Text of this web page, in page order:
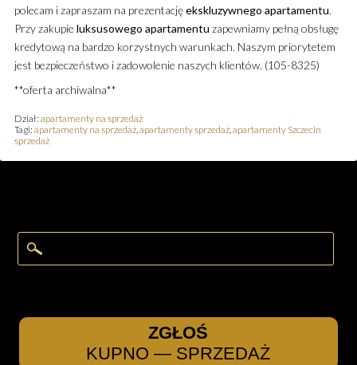
polecam i zapraszam na prezentacjęekskluzywnego apartamentu.
Przy zakupie luksusowego apartamentu zapewniamy pełną obsługę
kredytową na bardzo korzystnych warunkach. Naszym priorytetem
jest bezpieczeństwo i zadowolenie naszych klientów. (105-8325)
**oferta archiwalna**
Dział: apartamenty na sprzedaż
Tagi: apartamenty na sprzedaż,apartamenty sprzedaż,apartamenty Szczecin
sprzedaż
ZGŁOŚ
KUPNO — SPRZEDAŻ